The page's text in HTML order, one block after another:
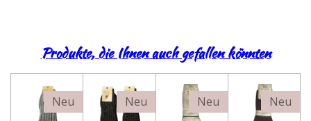
Produkte, die Ihnen auch gefallen könnten
Neu Neu Neu Neu